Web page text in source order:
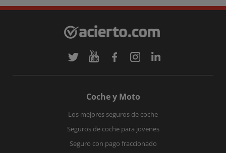
Coche y Moto
Los mejores seguros de coche
Seguros de coche para jovenes
Seguro con pago fraccionado